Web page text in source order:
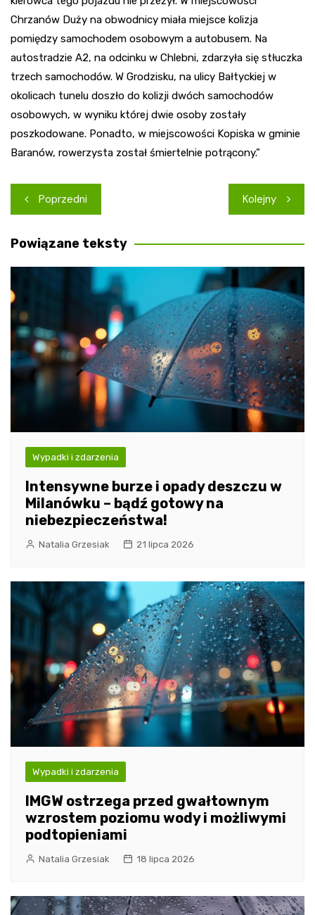
Chrzanów Duży na obwodnicy miała miejsce kolizja
pomiędzy samochodem osobowym a autobusem. Na
autostradzie A2, na odcinku w Chlebni, zdarzyła się stłuczka
trzech samochodów. W Grodzisku, na ulicy Bałtyckiej w
okolicach tunelu doszło do kolizji dwóch samochodów
osobowych, w wyniku której dwie osoby zostały
poszkodowane. Ponadto, w miejscowości Kopiska w gminie
Baranów, rowerzysta został śmiertelnie potrącony.”
Nawigacja
wpisu
Poprzedni Kolejny
Powiązane teksty
Wypadki i zdarzenia
Intensywne burze i opady deszczu w
Milanówku – bądź gotowy na
niebezpieczeństwa!
Natalia Grzesiak 21 lipca 2026
Wypadki i zdarzenia
IMGW ostrzega przed gwałtownym
wzrostem poziomu wody i możliwymi
podtopieniami
Natalia Grzesiak 18 lipca 2026